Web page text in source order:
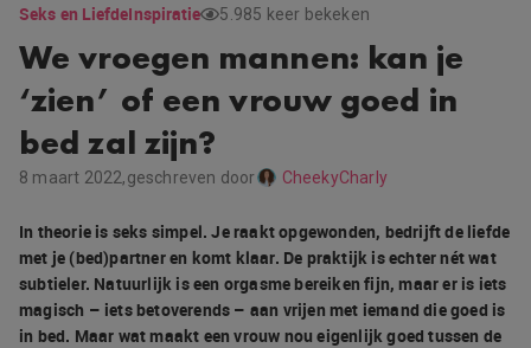
Seks en LiefdeInspiratie 5.985 keer bekeken
We vroegen mannen: kan je
‘zien’ of een vrouw goed in
bed zal zijn?
8 maart 2022,geschreven door CheekyCharly
In theorie is seks simpel. Je raakt opgewonden, bedrijft de liefde
met je (bed)partner en komt klaar. De praktijk is echter nét wat
subtieler. Natuurlijk is een orgasme bereiken fijn, maar er is iets
magisch – iets betoverends – aan vrijen met iemand die goed is
in bed. Maar wat maakt een vrouw nou eigenlijk goed tussen de